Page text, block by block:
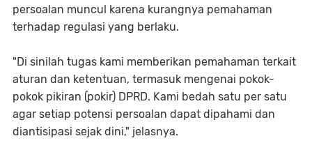
persoalan muncul karena kurangnya pemahaman
terhadap regulasi yang berlaku.
"Di sinilah tugas kami memberikan pemahaman terkait
aturan dan ketentuan, termasuk mengenai pokok-
pokok pikiran (pokir) DPRD. Kami bedah satu per satu
agar setiap potensi persoalan dapat dipahami dan
diantisipasi sejak dini," jelasnya.